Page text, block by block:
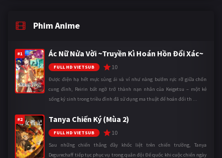
Phim Anime
#1 Ác Nữ Nửa Vời ~Truyền Kì Hoán Hồn Đổi Xác~
FULL HD VIETSUB 10
Được điện hạ hết mực sủng ái và ví như nàng bướm rực rỡ giữa chốn
cung đình, Reirin bất ngờ trở thành nạn nhân của Keigetsu – một kẻ
sống ký sinh trong triều đình đã sử dụng ma thuật để hoán đổi th ...
#2 Tanya Chiến Ký (Mùa 2)
FULL HD VIETSUB 10
Sau những chiến thắng đầy khốc liệt trên chiến trường, Tanya
Degurechaff tiếp tục phục vụ trong quân đội Đế quốc khi cuộc chiến ngày